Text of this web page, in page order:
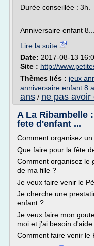
Durée conseillée : 3h.
Anniversaire enfant 8...
Lire la suite
Date: 2017-08-13
Site : http://
Thèmes liés : jeux
anniversaire enfant 8
ans / ne pas avoir
A La Ribambelle
fete d'enfant ...
Comment organisez
Que faire pour la fête
Comment organisez le
de ma fille ?
Je veux faire venir le
Je cherche une
enfant ?
Je veux faire mon
moi et j'ai besoin d'aide
Comment faire venir le